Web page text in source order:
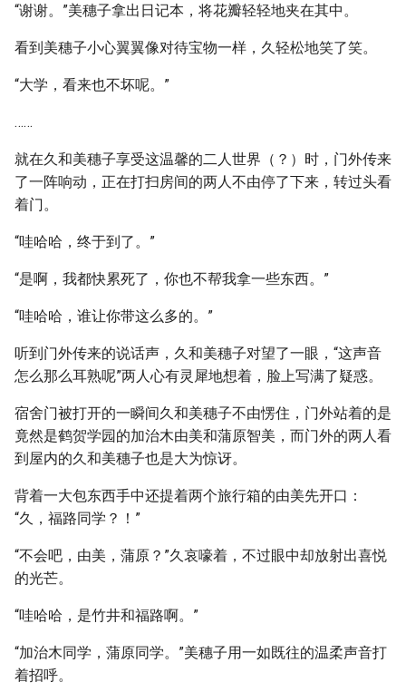
“谢谢。”美穗子拿出日记本，将花瓣轻轻地夹在其中。
看到美穗子小心翼翼像对待宝物一样，久轻松地笑了笑。
“大学，看来也不坏呢。”
……
就在久和美穗子享受这温馨的二人世界（？）时，门外传来
了一阵响动，正在打扫房间的两人不由停了下来，转过头看
着门。
“哇哈哈，终于到了。”
“是啊，我都快累死了，你也不帮我拿一些东西。”
“哇哈哈，谁让你带这么多的。”
听到门外传来的说话声，久和美穗子对望了一眼，“这声音
怎么那么耳熟呢”两人心有灵犀地想着，脸上写满了疑惑。
宿舍门被打开的一瞬间久和美穗子不由愣住，门外站着的是
竟然是鹤贺学园的加治木由美和蒲原智美，而门外的两人看
到屋内的久和美穗子也是大为惊讶。
背着一大包东西手中还提着两个旅行箱的由美先开口：
“久，福路同学？！”
“不会吧，由美，蒲原？”久哀嚎着，不过眼中却放射出喜悦
的光芒。
“哇哈哈，是竹井和福路啊。”
“加治木同学，蒲原同学。”美穗子用一如既往的温柔声音打
着招呼。